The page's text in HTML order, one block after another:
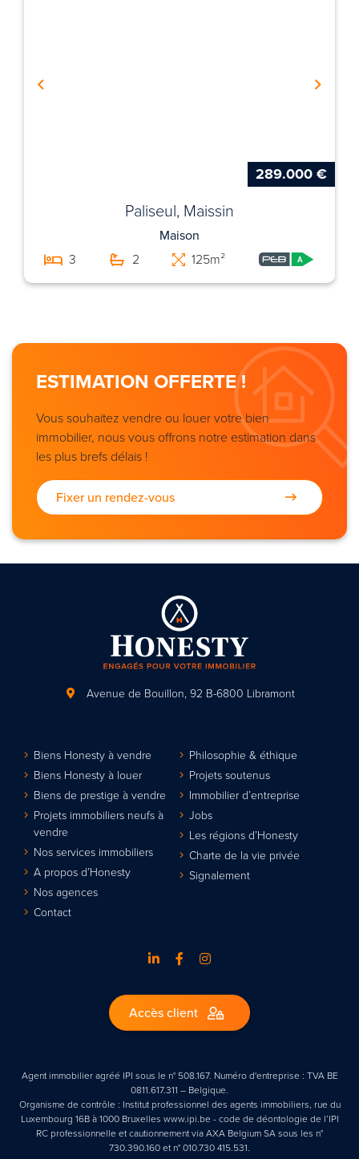
289.000 €
Paliseul, Maissin
Maison
3
2 125m²
ESTIMATION OFFERTE !
Vous souhaitez vendre ou louer votre bien
immobilier, nous vous offrons notre estimation dans
les plus brefs délais !
Fixer un rendez-vous
Avenue de Bouillon, 92 B-6800 Libramont
Biens Honesty à vendre
Biens Honesty à louer
Biens de prestige à vendre
Projets immobiliers neufs à
vendre
Nos services immobiliers
A propos d’Honesty
Nos agences
Contact
Philosophie & éthique
Projets soutenus
Immobilier d’entreprise
Jobs
Les régions d’Honesty
Charte de la vie privée
Signalement
Accès client
Agent immobilier agréé IPI sous le n° 508.167. Numéro d'entreprise : TVA BE
0811.617.311 – Belgique.
Organisme de contrôle : Institut professionnel des agents immobiliers, rue du
Luxembourg 16B à 1000 Bruxelles www.ipi.be - code de déontologie de l’IPI
RC professionnelle et cautionnement via AXA Belgium SA sous les n°
730.390.160 et n° 010.730 415.531.